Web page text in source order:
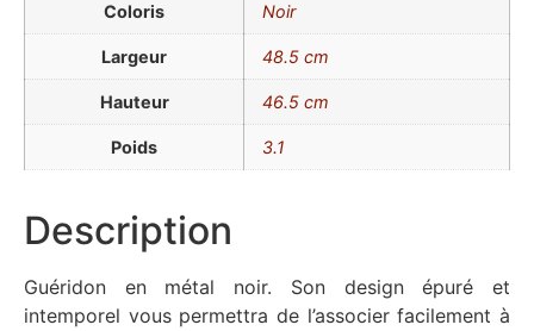
Coloris Noir
Largeur 48.5 cm
Hauteur 46.5 cm
Poids 3.1
Description
Guéridon en métal noir. Son design épuré et
intemporel vous permettra de l’associer facilement à